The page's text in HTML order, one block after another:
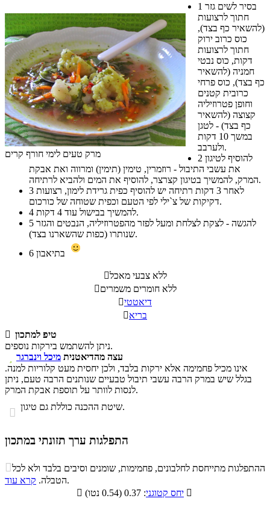
מרק טעים לימי חורף קרים
1
חתוך לרצועות
(להשאיר כף בצד),
כוס כרוב ירוק
חתוך לרצועות
דקות, כוס נבטי
חמניה (להשאיר
כף בצד), כוס פרחי
כרובית קטנים
וחופן פטרוזיליה
קצוצה (להשאיר
כף בצד) - לטגן
במשך 10 דקות
ולערבב.
2
את עשבי התיבול - רוזמרין, טימין (תימין) ומרווה ואת אבקת
המרק, להמשיך בטיגון קצרצר, להוסיף את המים ולהביא לרתיחה.
3
דקיקות של צ`ילי לפי הטעם וכפית שטוחה של כורכום.
4
להמשיך בבישול עוד 4 דקות.
5
שנותרו (כפות שהשארנו בצד).
6
ללא צבעי מאכל
ללא חומרים משמרים
דיאטטי
בריא
 טיפ למתכון
ניתן להשתמש בירקות נוספים.
עצה מהדיאטנית מיכל וינברגר
אינו מכיל פחמימה אלא ירקות בלבד, ולכן יחסית מעט קלוריות למנה.
בגלל שיש במרק הרבה עשבי תיבול טבעיים שנותנים הרבה טעם, ניתן
לנסות לוותר על תוספת אבקת המרק.
 שיטת ההכנה כוללת גם טיגון.
התפלגות ערך תזונתי במתכון
התפלגות ערך תזונתי במתכון
סיבים
תזונתיים
שומנים חלבונים
10.1% 49.2%
ההתפלגות מתייחסת לחלבונים, פחמימות, שומנים וסיבים בלבד ולא לכל
הטבלה. קרא עוד
.

יחס קטוגני 